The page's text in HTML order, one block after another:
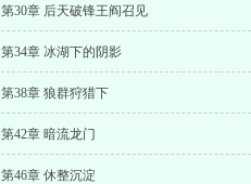
第30章 后天破锋王阎召见
第34章 冰湖下的阴影
第38章 狼群狩猎下
第42章 暗流龙门
第46章 休整沉淀